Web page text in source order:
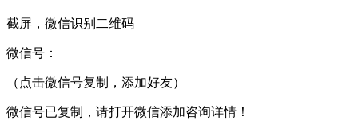
截屏，微信识别二维码
微信号：
（点击微信号复制，添加好友）
微信号已复制，请打开微信添加咨询详情！